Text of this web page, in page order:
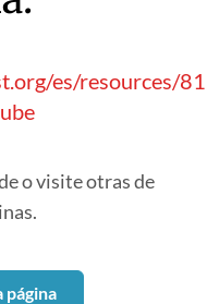
es/resources/
o visite otras de
página